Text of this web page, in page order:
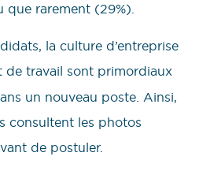
que rarement (29%).
la culture d’entreprise
de travail sont primordiaux
un nouveau poste. Ainsi,
consultent les photos
de postuler.